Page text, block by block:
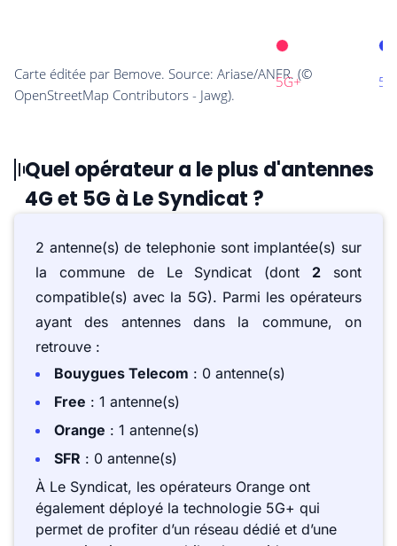
Quel opérateur a le plus d'antennes
4G et 5G à Le Syndicat ?
2 antenne(s) de telephonie sont implantée(s) sur
la commune de Le Syndicat (dont 2 sont
compatible(s) avec la 5G). Parmi les opérateurs
ayant des antennes dans la commune, on
retrouve :
Bouygues Telecom : 0 antenne(s)
Free : 1 antenne(s)
Orange : 1 antenne(s)
SFR : 0 antenne(s)
À Le Syndicat, les opérateurs Orange ont
également déployé la technologie 5G+ qui
permet de profiter d’un réseau dédié et d’une